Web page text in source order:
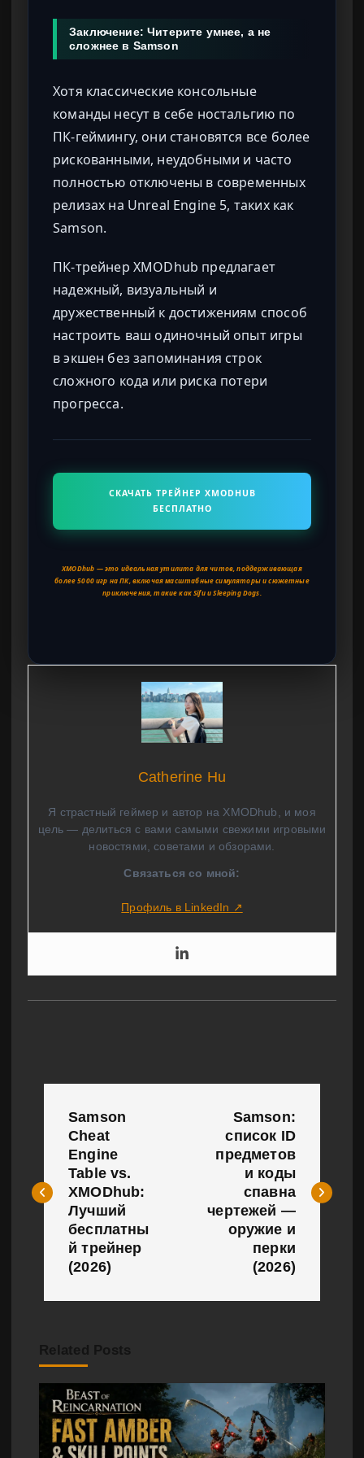
Заключение: Читерите умнее, а не
сложнее в Samson
Хотя классические консольные
команды несут в себе ностальгию по
ПК-геймингу, они становятся все более
рискованными, неудобными и часто
полностью отключены в современных
релизах на Unreal Engine 5, таких как
Samson.
ПК-трейнер XMODhub предлагает
надежный, визуальный и
дружественный к достижениям способ
настроить ваш одиночный опыт игры
в экшен без запоминания строк
сложного кода или риска потери
прогресса.
СКАЧАТЬ ТРЕЙНЕР XMODHUB
БЕСПЛАТНО
XMODhub — это идеальная утилита для читов, поддерживающая
более 5000 игр на ПК, включая масштабные симуляторы и сюжетные
приключения, такие как Sifu и Sleeping Dogs.
Catherine Hu
Я страстный геймер и автор на XMODhub, и моя
цель — делиться с вами самыми свежими игровыми
новостями, советами и обзорами.
Связаться со мной:
Профиль в LinkedIn ↗
и
я
п
Samson
Cheat
Engine
Table vs.
XMODhub:
Лучший
бесплатны
й трейнер
(2026)
Samson:
список ID
предметов
и коды
спавна
чертежей —
оружие и
перки
(2026)
Related Posts